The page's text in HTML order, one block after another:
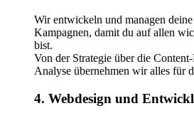
Wir entwickeln und managen
Kampagnen, damit du auf allen
bist.
Von der Strategie über die
Analyse übernehmen wir alles für
4. Webdesign und